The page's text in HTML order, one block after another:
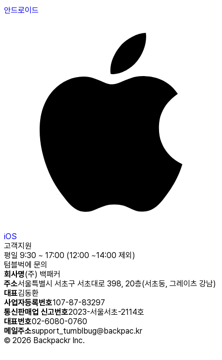
안드로이드
iOS
고객지원
평일 9:30 ~ 17:00 (12:00 ~14:00 제외)
텀블벅에 문의
회사명(주) 백패커
주소서울특별시 서초구 서초대로 398, 20층(서초동, 그레이츠 강남)
대표김동환
사업자등록번호107-87-83297
통신판매업 신고번호2023-서울서초-2114호
대표번호02-6080-0760
메일주소support_tumblbug@backpac.kr
© 2026 Backpackr Inc.